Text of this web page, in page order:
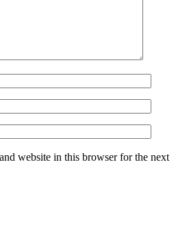
website in this browser for the next